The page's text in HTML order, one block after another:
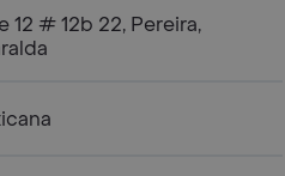
12 # 12b 22, Pereira,